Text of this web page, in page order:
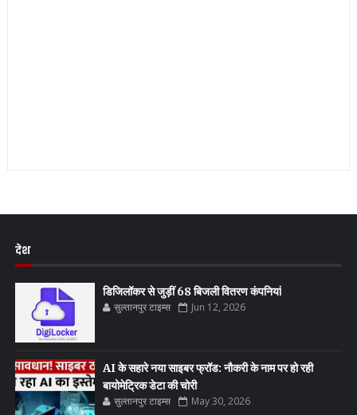
देश
डिजिलॉकर से जुड़ीं 68 बिजली वितरण कंपनियां
सुल्तानपुर टाइम्स Jun 12, 2026
AI के सहारे नया साइबर फ्रॉड: नौकरी के नाम पर हो रही
बायोमेट्रिक डेटा की चोरी
सुल्तानपुर टाइम्स May 30, 2026